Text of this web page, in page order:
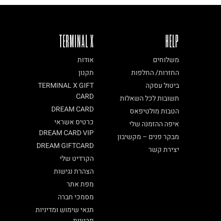
TERMINAL X
אודות
תקנון
TERMINAL X GIFT
CARD
DREAM CARD
כרטיס אשראי
DREAM CARD VIP
DREAM GIFTCARD
הקרדיט שלי
הצהרת נגישות
מפת אתר
מסמכי חברה
תנאי שימוש ומדיניות
HELP
משלוחים
החזרות/ החלפות
ביטול עסקה
תשובות לכל השאלות
הטבות מולטיפאס
איפה ההזמנה שלי
מבקר פנים – מקשיבון
יצירת קשר